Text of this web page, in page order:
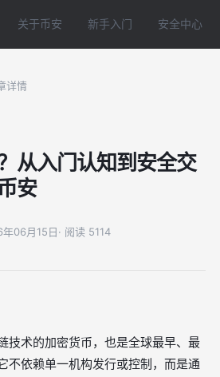
关于币安 新手入门 安全中心
详情
从入门认知到安全交
安
年06月15日· 阅读 5114
技术的加密货币，也是全球最早、最
不依赖单一机构发行或控制，而是通